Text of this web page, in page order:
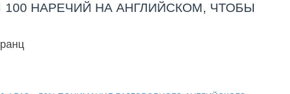
100 НАРЕЧИЙ НА АНГЛИЙСКОМ, ЧТОБЫ